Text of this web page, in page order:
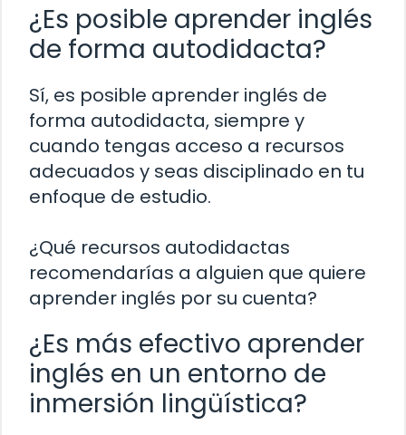
¿Es posible aprender inglés
de forma autodidacta?
Sí, es posible aprender inglés de
forma autodidacta, siempre y
cuando tengas acceso a recursos
adecuados y seas disciplinado en tu
enfoque de estudio.
¿Qué recursos autodidactas
recomendarías a alguien que quiere
aprender inglés por su cuenta?
¿Es más efectivo aprender
inglés en un entorno de
inmersión lingüística?